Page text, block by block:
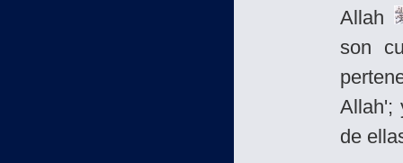
Allah
son
Allah';
de